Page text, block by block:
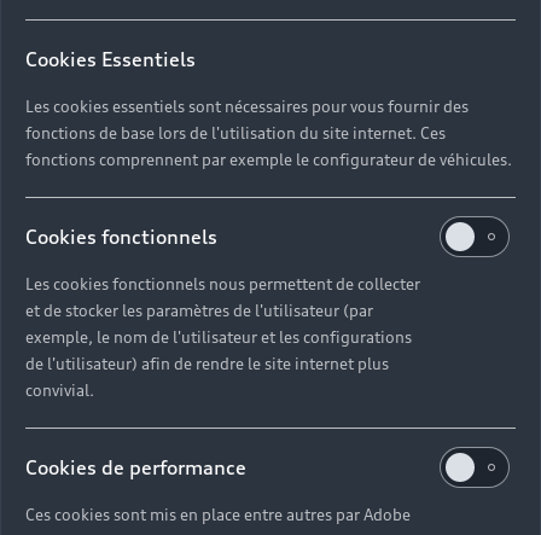
Lorsque votre véhicule est réceptionné chez le
réparateur agréé, ce dernier vous délivre un ordre de
réparation. Ce document contient toutes les
description minutieuse de son état et les travaux à
effectuer.
Étape 4 :
l‘assureur
Cookies Essentiels
Les cookies essentiels sont nécessaires pour vous fournir des
fonctions de base lors de l'utilisation du site internet. Ces
fonctions comprennent par exemple le configurateur de véhicules.
Cookies fonctionnels
Les cookies fonctionnels nous permettent de collecter
et de stocker les paramètres de l'utilisateur (par
exemple, le nom de l'utilisateur et les configurations
de l'utilisateur) afin de rendre le site internet plus
convivial.
Cookies de performance
Ces cookies sont mis en place entre autres par Adobe